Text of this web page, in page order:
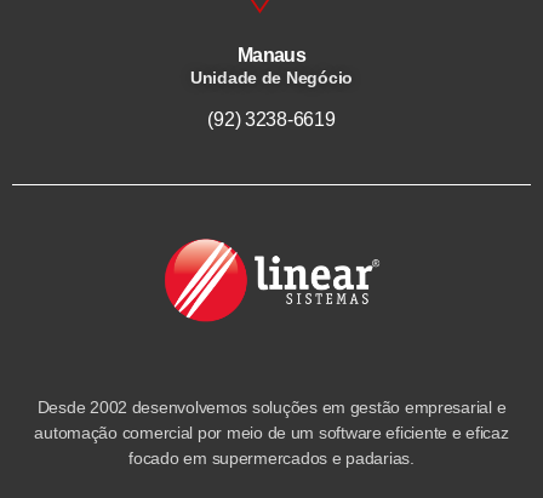
Manaus
Unidade de Negócio
(92) 3238-6619
Desde 2002 desenvolvemos soluções em gestão empresarial e
automação comercial por meio de um software eficiente e eficaz
focado em supermercados e padarias.